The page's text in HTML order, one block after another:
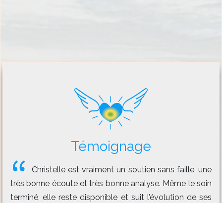
Témoignage
Christelle est vraiment un soutien sans faille, une
très bonne écoute et très bonne analyse. Même le soin
terminé, elle reste disponible et suit l’évolution de ses